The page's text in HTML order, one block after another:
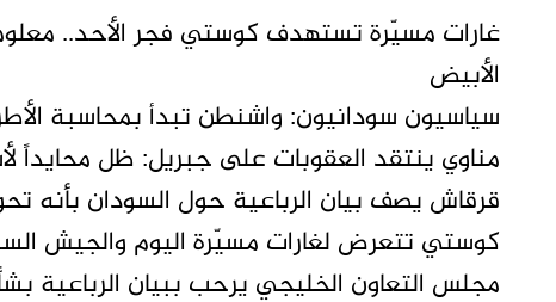
غارات مسيّرة تستهدف كوستي فجر الأحد..
الأبيض
سياسيون سودانيون: واشنطن تبدأ بمحاسبة
مناوي ينتقد العقوبات على جبريل: ظل محايداً
قرقاش يصف بيان الرباعية حول السودان بأنه
كوستي تتعرض لغارات مسيّرة اليوم والجيش
مجلس التعاون الخليجي يرحب ببيان الرباعية